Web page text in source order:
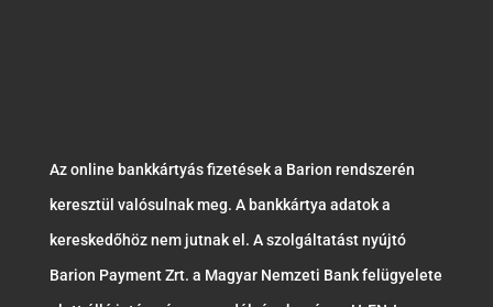
Az online bankkártyás fizetések a Barion rendszerén
keresztül valósulnak meg. A bankkártya adatok a
kereskedőhöz nem jutnak el. A szolgáltatást nyújtó
Barion Payment Zrt. a Magyar Nemzeti Bank felügyelete